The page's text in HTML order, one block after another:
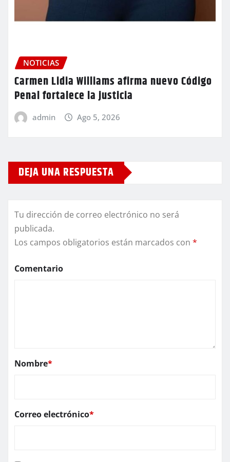
NOTICIAS
Carmen Lidia Williams afirma nuevo Código
Penal fortalece la justicia
admin Ago 5, 2026
DEJA UNA RESPUESTA
Tu dirección de correo electrónico no será
publicada.
Los campos obligatorios están marcados con *
Comentario
Nombre*
Correo electrónico*